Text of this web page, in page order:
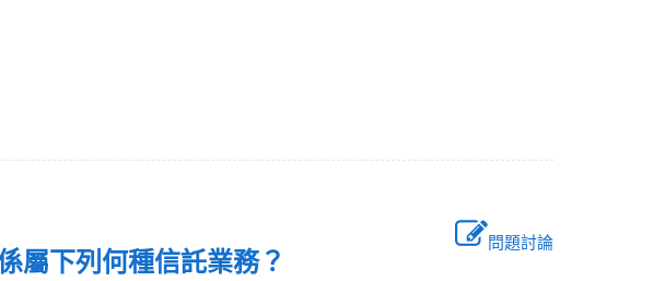
問題討論
屬下列何種信託業務？